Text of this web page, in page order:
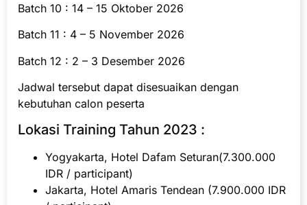
Batch 10 : 14 – 15 Oktober 2026
Batch 11 : 4 – 5 November 2026
Batch 12 : 2 – 3 Desember 2026
Jadwal tersebut dapat disesuaikan dengan
kebutuhan calon peserta
Lokasi Training Tahun 2023 :
Yogyakarta, Hotel Dafam Seturan(7.300.000
IDR / participant)
Jakarta, Hotel Amaris Tendean (7.900.000 IDR